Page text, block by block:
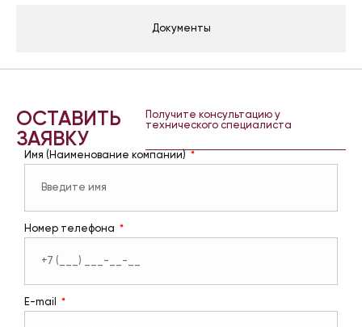
Документы
ОСТАВИТЬ
ЗАЯВКУ
Получите консультацию у
технического специалиста
Имя (Наименование компании)
Номер телефона
E-mail